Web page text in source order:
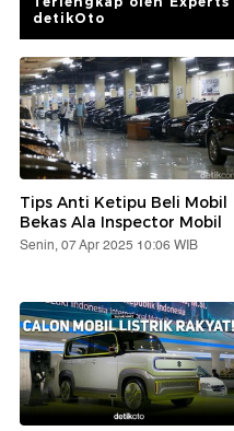
detikOto
Tips Anti Ketipu Beli Mobil
Bekas Ala Inspector Mobil
Senin, 07 Apr 2025 10:06 WIB